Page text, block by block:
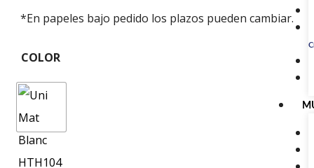
*En papeles bajo pedido los plazos pueden cambiar.
COLOR